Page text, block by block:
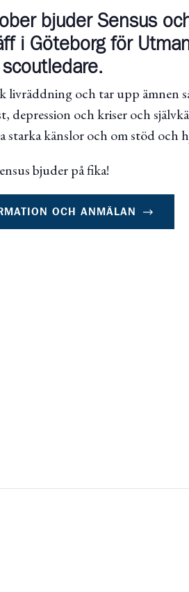
bjuder Sensus
i Göteborg för
livräddning och tar upp ämnen
depression och kriser och
starka känslor och om stöd och
bjuder på fika!
OCH ANMÄLAN